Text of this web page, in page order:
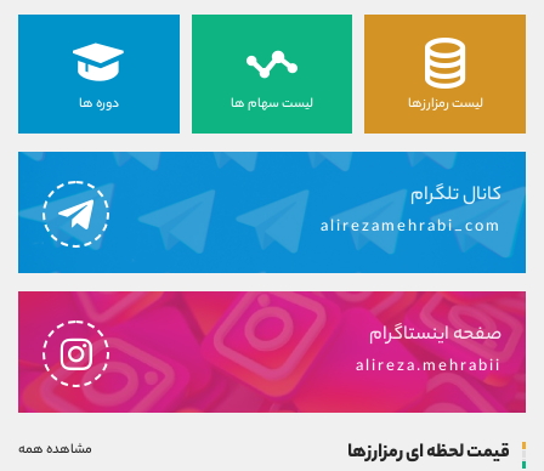
لیست رمزارزها لیست سهام ها دوره ها
کانال تلگرام
alirezamehrabi_com
صفحه اینستاگرام
alireza.mehrabii
قیمت لحظه ای رمزارزها مشاهده همه